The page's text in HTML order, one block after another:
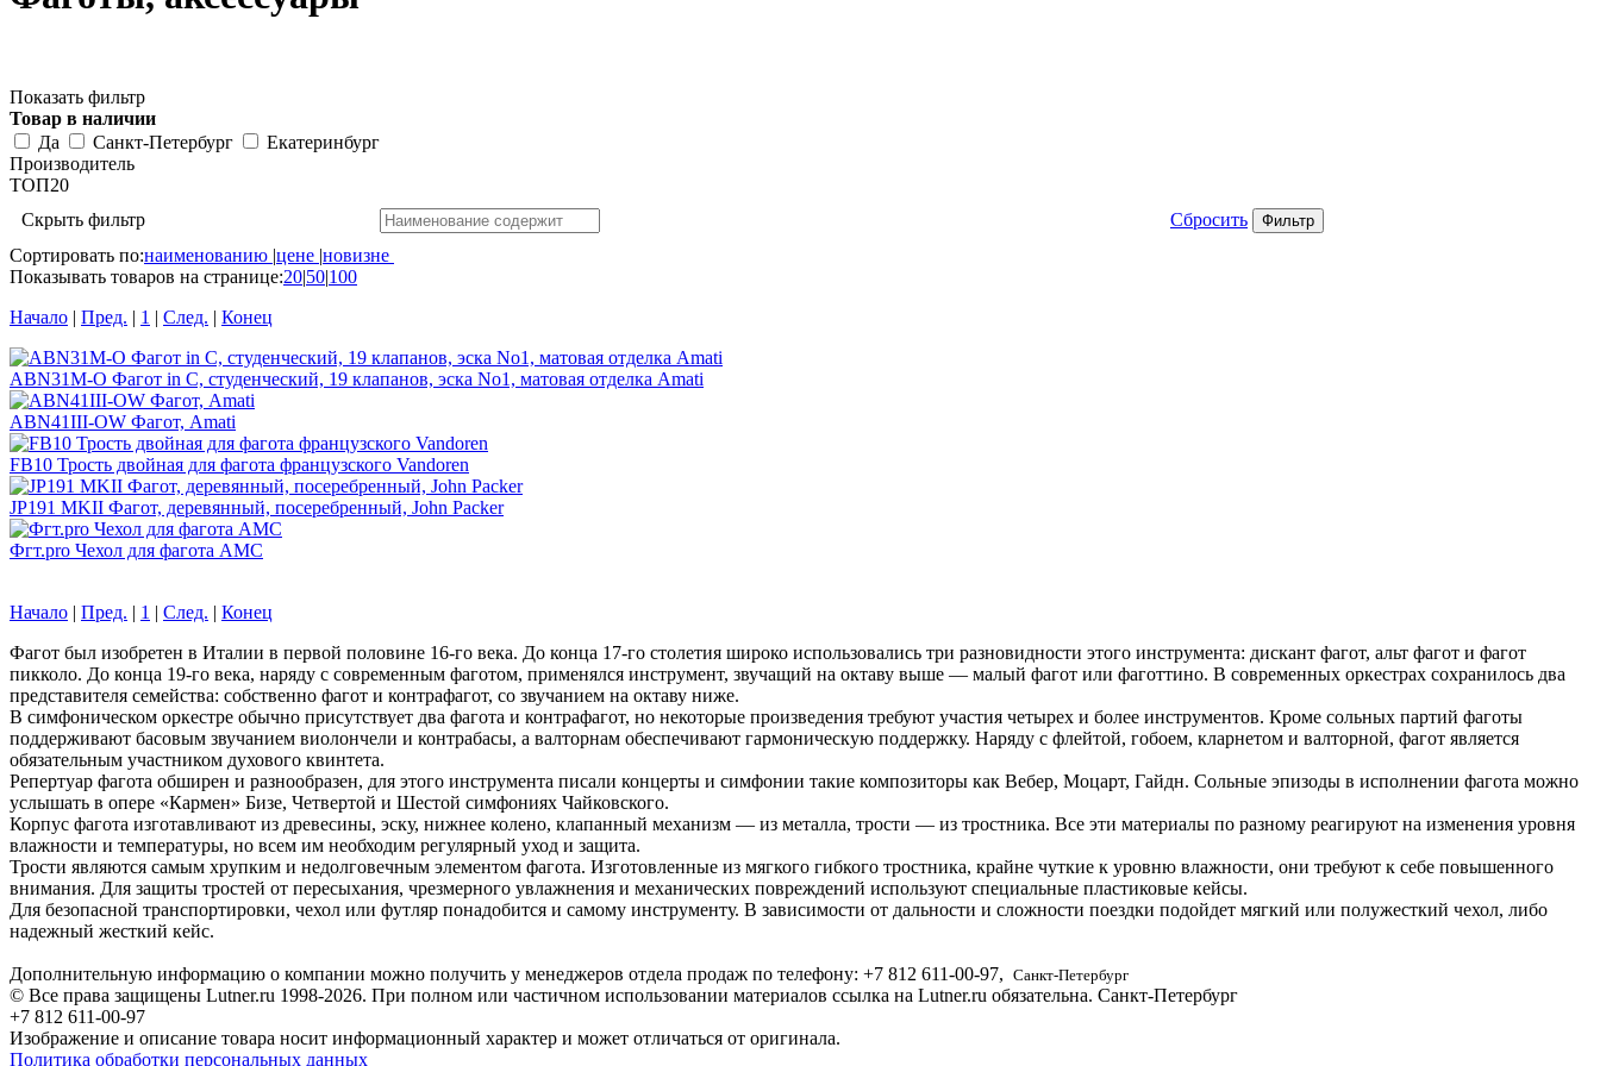
Показать фильтр
Товар в наличии
Да
Санкт-Петербург
Екатеринбург
Производитель
ТОП20
Скрыть фильтр
Сбросить
Сортировать по:наименованию |цене |новизне
Показывать товаров на странице:20|50|100
Начало | Пред. | 1 | След. | Конец
ABN31M-O Фагот in C, студенческий, 19 клапанов, эска No1, матовая отделка Amati
ABN41III-OW Фагот, Amati
FB10 Трость двойная для фагота французского Vandoren
JP191 MKII Фагот, деревянный, посеребренный, John Packer
Фгт.pro Чехол для фагота АМС
Начало | Пред. | 1 | След. | Конец
Фагот был изобретен в Италии в первой половине 16-го века. До конца 17-го столетия широко использовались три разновидности этого инструмента: дискант фагот, альт фагот и фагот
пикколо. До конца 19-го века, наряду с современным фаготом, применялся инструмент, звучащий на октаву выше — малый фагот или фаготтино. В современных оркестрах сохранилось два
представителя семейства: собственно фагот и контрафагот, со звучанием на октаву ниже.
В симфоническом оркестре обычно присутствует два фагота и контрафагот, но некоторые произведения требуют участия четырех и более инструментов. Кроме сольных партий фаготы
поддерживают басовым звучанием виолончели и контрабасы, а валторнам обеспечивают гармоническую поддержку. Наряду с флейтой, гобоем, кларнетом и валторной, фагот является
обязательным участником духового квинтета.
Репертуар фагота обширен и разнообразен, для этого инструмента писали концерты и симфонии такие композиторы как Вебер, Моцарт, Гайдн. Сольные эпизоды в исполнении фагота можно
услышать в опере «Кармен» Бизе, Четвертой и Шестой симфониях Чайковского.
Корпус фагота изготавливают из древесины, эску, нижнее колено, клапанный механизм — из металла, трости — из тростника. Все эти материалы по разному реагируют на изменения уровня
влажности и температуры, но всем им необходим регулярный уход и защита.
Трости являются самым хрупким и недолговечным элементом фагота. Изготовленные из мягкого гибкого тростника, крайне чуткие к уровню влажности, они требуют к себе повышенного
внимания. Для защиты тростей от пересыхания, чрезмерного увлажнения и механических повреждений используют специальные пластиковые кейсы.
Для безопасной транспортировки, чехол или футляр понадобится и самому инструменту. В зависимости от дальности и сложности поездки подойдет мягкий или полужесткий чехол, либо
надежный жесткий кейс.
Дополнительную информацию о компании можно получить у менеджеров отдела продаж по телефону: +7 812 611-00-97, Санкт-Петербург
© Все права защищены Lutner.ru 1998-2026. При полном или частичном использовании материалов ссылка на Lutner.ru обязательна. Санкт-Петербург
+7 812 611-00-97
Изображение и описание товара носит информационный характер и может отличаться от оригинала.
Политика обработки персональных данных